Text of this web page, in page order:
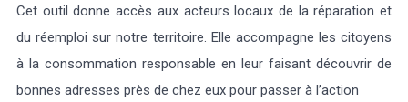
Cet outil donne accès aux acteurs locaux de la réparation et
du réemploi sur notre territoire. Elle accompagne les citoyens
à la consommation responsable en leur faisant découvrir de
bonnes adresses près de chez eux pour passer à l’action